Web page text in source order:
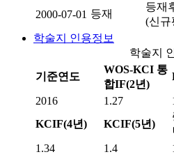
2000-07-01 등재
등재
(신규
학술지 인용정보
학술지
기준연도
WOS-KCI 통
합IF(2년)
2016 1.27
KCIF(4년)
KCIF(5년)
1.34 1.4